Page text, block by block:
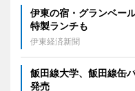
伊東の宿・グランベー
特製ランチも
伊東経済新聞
飯田線大学、飯田線缶
発売